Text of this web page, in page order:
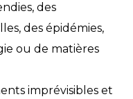
des
des épidémies,
ou de matières
imprévisibles et